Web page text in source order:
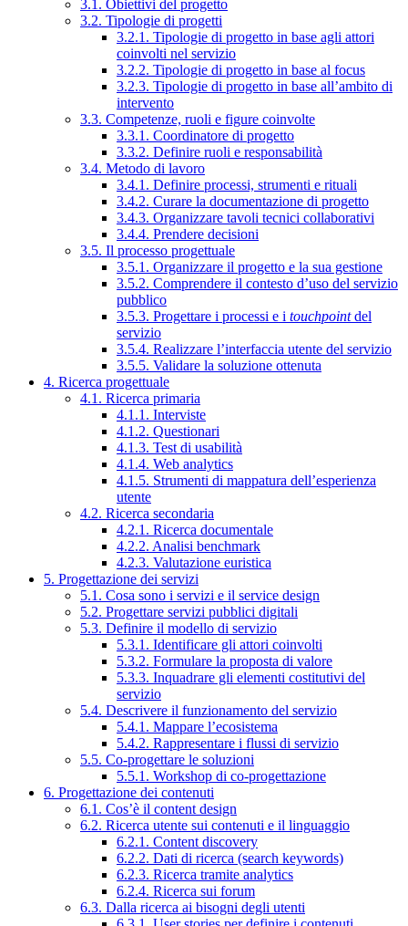
3.1. Obiettivi del progetto
3.2. Tipologie di progetti
3.2.1. Tipologie di progetto in base agli attori
coinvolti nel servizio
3.2.2. Tipologie di progetto in base al focus
3.2.3. Tipologie di progetto in base all’ambito di
intervento
3.3. Competenze, ruoli e figure coinvolte
3.3.1. Coordinatore di progetto
3.3.2. Definire ruoli e responsabilità
3.4. Metodo di lavoro
3.4.1. Definire processi, strumenti e rituali
3.4.2. Curare la documentazione di progetto
3.4.3. Organizzare tavoli tecnici collaborativi
3.4.4. Prendere decisioni
3.5. Il processo progettuale
3.5.1. Organizzare il progetto e la sua gestione
3.5.2. Comprendere il contesto d’uso del servizio
pubblico
3.5.3. Progettare i processi e i touchpointdel
servizio
3.5.4. Realizzare l’interfaccia utente del servizio
3.5.5. Validare la soluzione ottenuta
4. Ricerca progettuale
4.1. Ricerca primaria
4.1.1. Interviste
4.1.2. Questionari
4.1.3. Test di usabilità
4.1.4. Web analytics
4.1.5. Strumenti di mappatura dell’esperienza
utente
4.2. Ricerca secondaria
4.2.1. Ricerca documentale
4.2.2. Analisi benchmark
4.2.3. Valutazione euristica
5. Progettazione dei servizi
5.1. Cosa sono i servizi e il service design
5.2. Progettare servizi pubblici digitali
5.3. Definire il modello di servizio
5.3.1. Identificare gli attori coinvolti
5.3.2. Formulare la proposta di valore
5.3.3. Inquadrare gli elementi costitutivi del
servizio
5.4. Descrivere il funzionamento del servizio
5.4.1. Mappare l’ecosistema
5.4.2. Rappresentare i flussi di servizio
5.5. Co-progettare le soluzioni
5.5.1. Workshop di co-progettazione
6. Progettazione dei contenuti
6.1. Cos’è il content design
6.2. Ricerca utente sui contenuti e il linguaggio
6.2.1. Content discovery
6.2.2. Dati di ricerca (search keywords)
6.2.3. Ricerca tramite analytics
6.2.4. Ricerca sui forum
6.3. Dalla ricerca ai bisogni degli utenti